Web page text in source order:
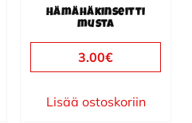
Hämähäkinseitti
musta
3.00€
Lisää ostoskoriin